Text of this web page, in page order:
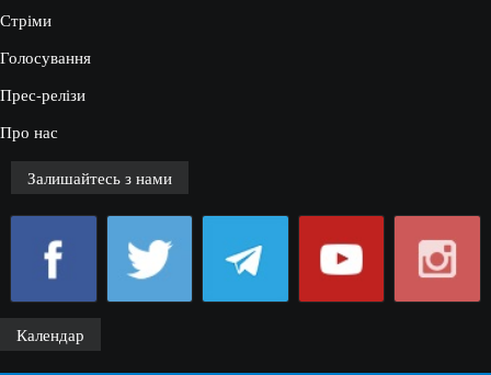
Стріми
Голосування
Прес-релізи
Про нас
Залишайтесь з нами
Календар